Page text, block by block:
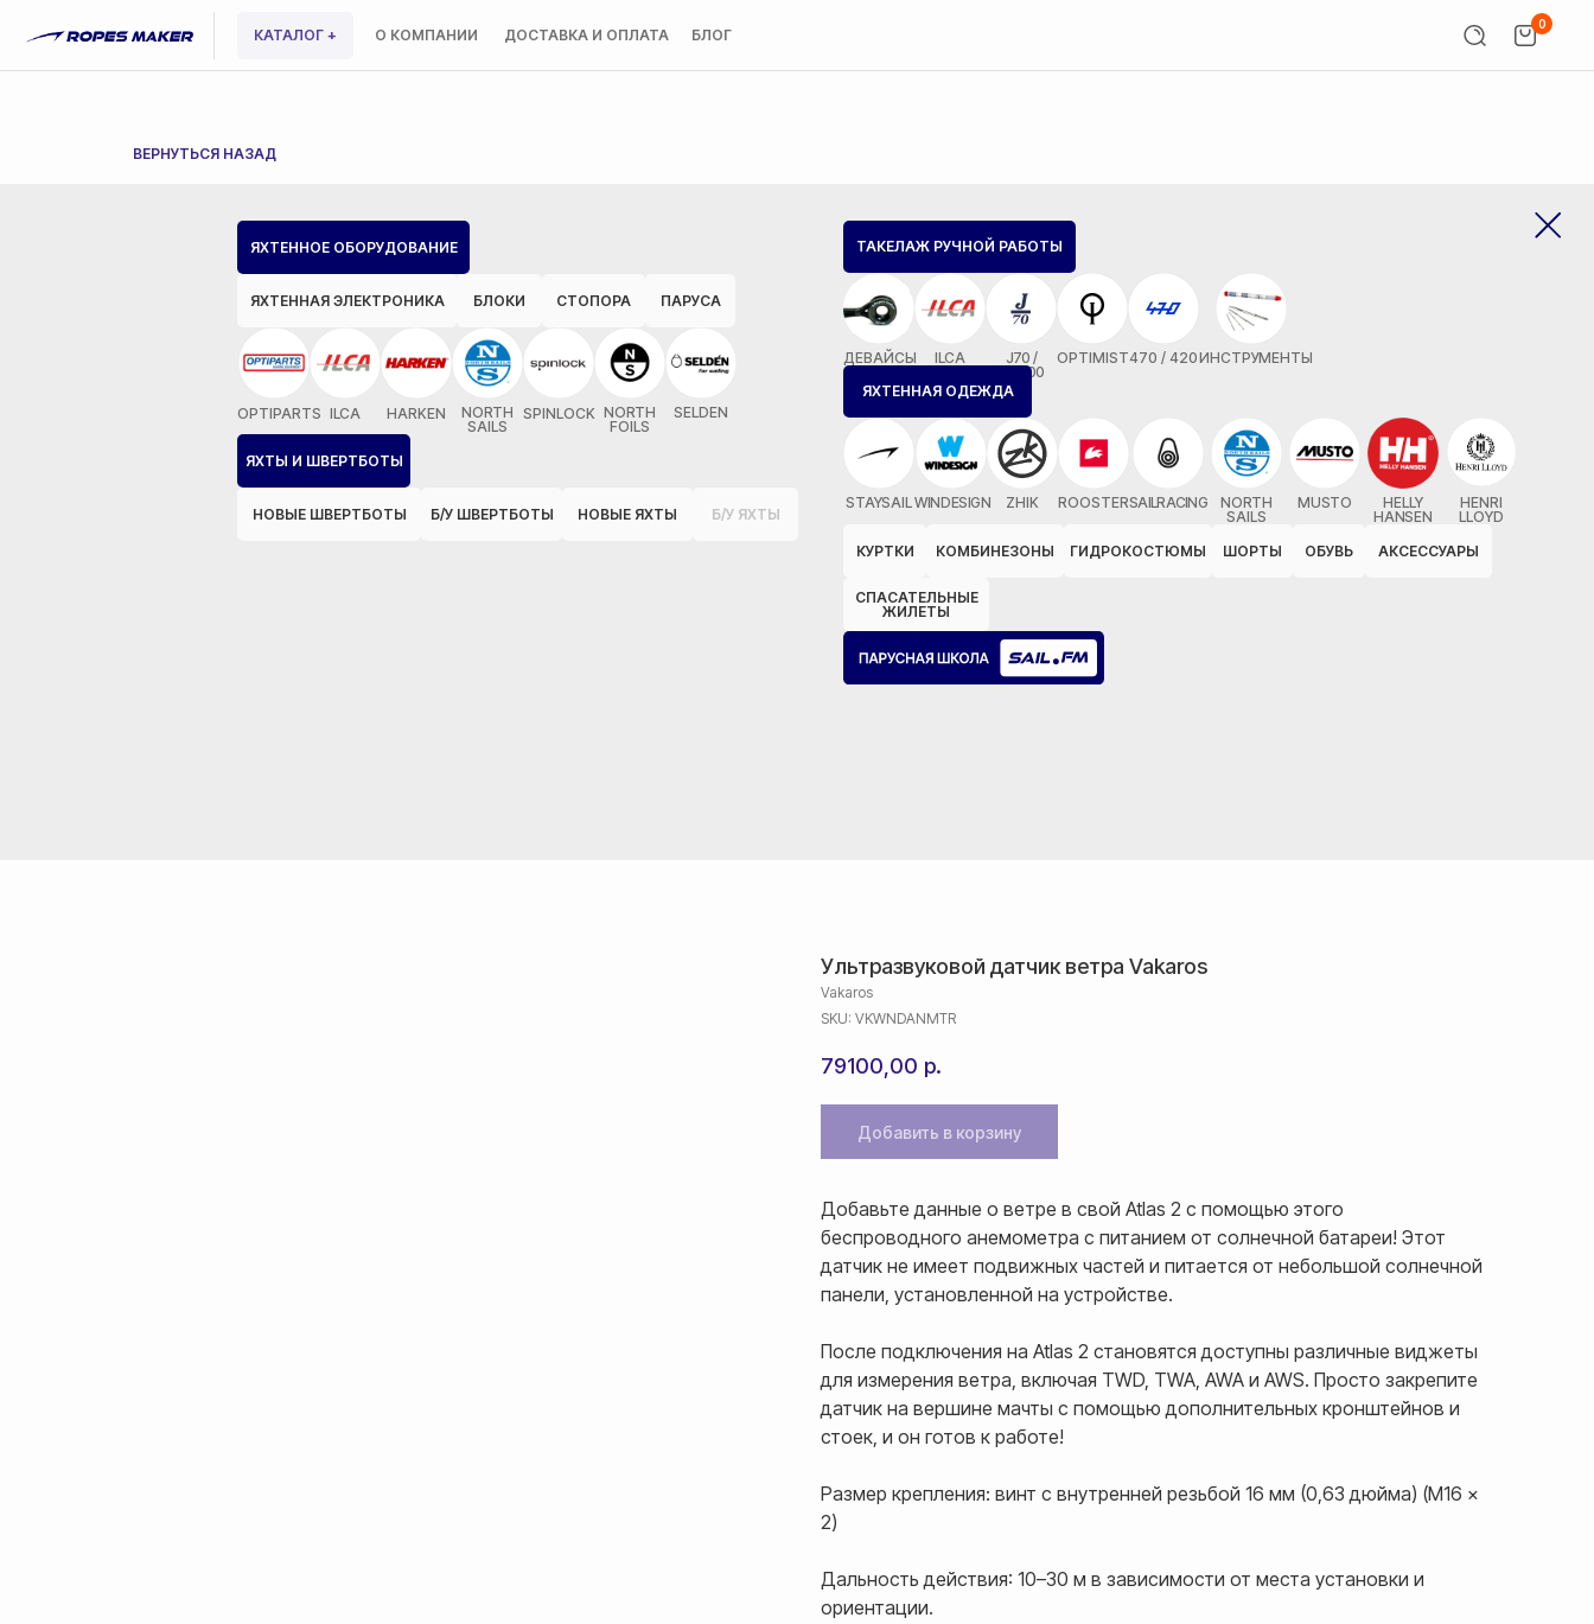
О КОМПАНИИ ДОСТАВКА И ОПЛАТА БЛОГ
КАТАЛОГ +
0
ВЕРНУТЬСЯ НАЗАД
ЯХТЕННОЕ ОБОРУДОВАНИЕ
ЯХТЕННАЯ ЭЛЕКТРОНИКА БЛОКИ СТОПОРА ПАРУСА
OPTIPARTS ILCA HARKEN
NORTH
SAILS
SPINLOCK NORTH
FOILS
SELDEN
ЯХТЫ И ШВЕРТБОТЫ
НОВЫЕ ШВЕРТБОТЫ Б/У ШВЕРТБОТЫ НОВЫЕ ЯХТЫ Б/У ЯХТЫ
ТАКЕЛАЖ РУЧНОЙ РАБОТЫ
ДЕВАЙСЫ ILCA
J70 /
MX700
OPTIMIST470 / 420ИНСТРУМЕНТЫ
ЯХТЕННАЯ ОДЕЖДА
STAYSAILWINDESIGN ZHIK ROOSTERSAILRACING
NORTH
SAILS
MUSTO
HELLY
HANSEN
HENRI
LLOYD
КУРТКИ
КОМБИНЕЗОНЫ ГИДРОКОСТЮМЫ ШОРТЫ ОБУВЬ АКСЕССУАРЫ
СПАСАТЕЛЬНЫЕ
ЖИЛЕТЫ
Ультразвуковой датчик ветра Vakaros
Vakaros
SKU: VKWNDANMTR
79100,00 р.
Добавить в корзину
Добавьте данные о ветре в свой Atlas 2 с помощью этого
беспроводного анемометра с питанием от солнечной батареи! Этот
датчик не имеет подвижных частей и питается от небольшой солнечной
панели, установленной на устройстве.
После подключения на Atlas 2 становятся доступны различные виджеты
для измерения ветра, включая TWD, TWA, AWA и AWS. Просто закрепите
датчик на вершине мачты с помощью дополнительных кронштейнов и
стоек, и он готов к работе!
Размер крепления: винт с внутренней резьбой 16 мм (0,63 дюйма) (M16 x
2)
Дальность действия: 10–30 м в зависимости от места установки и
ориентации.